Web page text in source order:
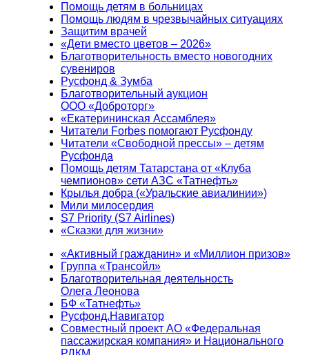
Помощь детям в больницах
Помощь людям в чрезвычайных ситуациях
Защитим врачей
«Дети вместо цветов – 2026»
Благотворительность вместо новогодних
сувениров
Русфонд & Зумба
Благотворительный аукцион
ООО «Доброторг»
«Екатерининская Ассамблея»
Читатели Forbes помогают Русфонду
Читатели «Свободной прессы» – детям
Русфонда
Помощь детям Татарстана от «Клуба
чемпионов» сети АЗС «Татнефть»
Крылья добра («Уральские авиалинии»)
Мили милосердия
S7 Priority (S7 Airlines)
«Сказки для жизни»
«Активный гражданин» и «Миллион призов»
Группа «Трансойл»
Благотворительная деятельность
Олега Леонова
БФ «Татнефть»
Русфонд.Навигатор
Совместный проект АО «Федеральная
пассажирская компания» и Национального